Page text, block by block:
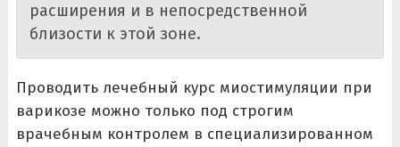
расширения и в непосредственной
близости к этой зоне.
Проводить лечебный курс миостимуляции при
варикозе можно только под строгим
врачебным контролем в специализированном